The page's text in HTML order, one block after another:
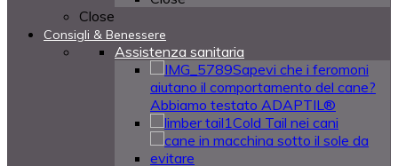
Close
Consigli & Benessere
Assistenza sanitaria
Sapevi che i feromoni
aiutano il comportamento del cane?
Abbiamo testato ADAPTIL®
Cold Tail nei cani